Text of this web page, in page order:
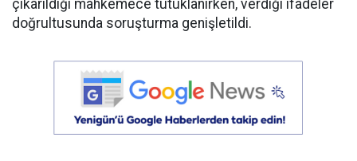
çıkarıldığı mahkemece tutuklanırken, verdiği ifadeler
doğrultusunda soruşturma genişletildi.